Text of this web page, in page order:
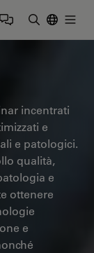
incentrati
e
e patologici.
qualità,
e
ottenere
e